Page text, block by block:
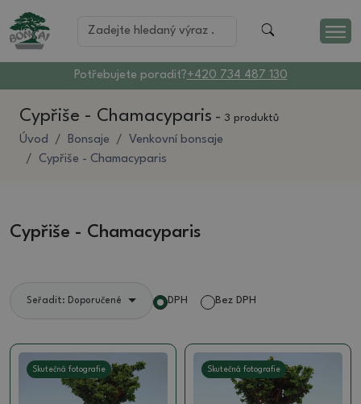
Potřebujete poradit?+420 734 487 130
Cypřiše - Chamacyparis - 3 produktů
Úvod Bonsaje
Venkovní bonsaje
Cypřiše - Chamacyparis
Cypřiše - Chamacyparis
Seřadit: Doporučené DPH Bez DPH
Skutečná fotografie Skutečná fotografie